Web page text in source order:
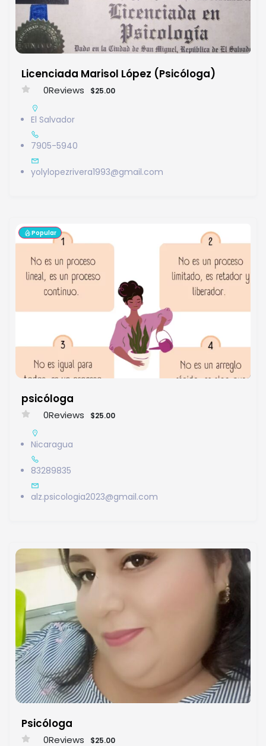
Licenciada Marisol López (Psicóloga)
0Reviews $25.00
El Salvador
7905-5940
yolylopezrivera1993@gmail.com
Popular
psicóloga
0Reviews $25.00
Nicaragua
83289835
alz.psicologia2023@gmail.com
Psicóloga
0Reviews $25.00